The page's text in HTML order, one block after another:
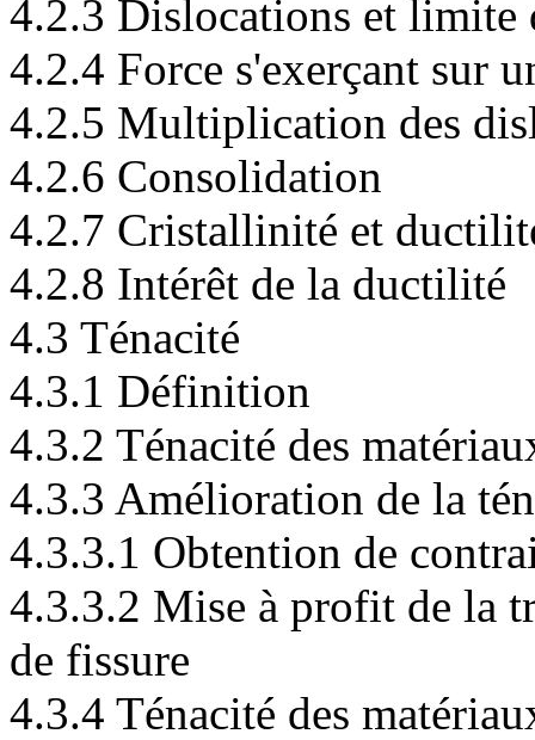
4.2.3 Dislocations et limite
4.2.4 Force s'exerçant sur
4.2.5 Multiplication des
4.2.6 Consolidation
4.2.7 Cristallinité et
4.2.8 Intérêt de la ductilité
4.3 Ténacité
4.3.1 Définition
4.3.2 Ténacité des
4.3.3 Amélioration de la
4.3.3.1 Obtention de
4.3.3.2 Mise à profit de la
de fissure
4.3.4 Ténacité des